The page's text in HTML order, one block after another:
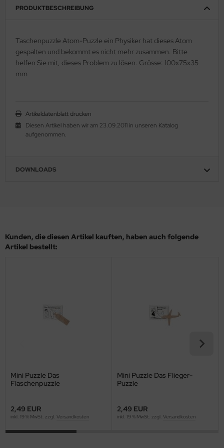
PRODUKTBESCHREIBUNG
Taschenpuzzle Atom-Puzzle ein Physiker hat dieses Atom
gespalten und bekommt es nicht mehr zusammen. Bitte
helfen Sie mit, dieses Problem zu lösen. Grösse: 100x75x35
mm
Artikeldatenblatt drucken
Diesen Artikel haben wir am 23.09.2011 in unseren Katalog
aufgenommen.
DOWNLOADS
Kunden, die diesen Artikel kauften, haben auch folgende
Artikel bestellt:
Mini Puzzle Das
Flaschenpuzzle
2,49 EUR
inkl. 19 % MwSt. zzgl. Versandkosten
Mini Puzzle Das Flieger-
Puzzle
2,49 EUR
inkl. 19 % MwSt. zzgl. Versandkosten